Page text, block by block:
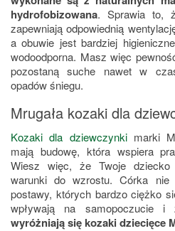
hydrofobizowana. Sprawia to,
zapewniają odpowiednią
a obuwie jest bardziej
wodoodporna. Masz więc
pozostaną suche nawet w
opadów śniegu.
Mrugała kozaki dla
Kozaki dla dziewczynkimarki
mają budowę, która wspiera
Wiesz więc, że Twoje dziecko
warunki do wzrostu. Córka nie
postawy, których bardzo ciężko
wpływają na samopoczucie i
wyróżniają się kozaki dziecięce